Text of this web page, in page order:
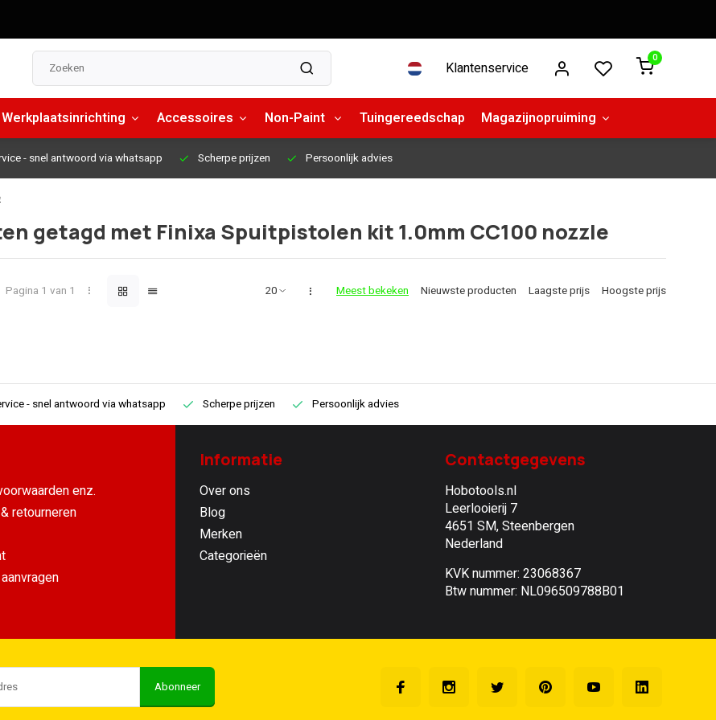
Klantenservice
0
Werkplaatsinrichting Accessoires Non-Paint Tuingereedschap Magazijnopruiming
- snel antwoord via whatsapp Scherpe prijzen Persoonlijk advies
getagd met Finixa Spuitpistolen kit 1.0mm CC100 nozzle
Pagina 1 van 1 Meest bekeken Nieuwste producten Laagste prijs Hoogste prijs
- snel antwoord via whatsapp Scherpe prijzen Persoonlijk advies
enz.
retourneren
Informatie
Over ons
Blog
Merken
Categorieën
Contactgegevens
Hobotools.nl
Leerlooierij 7
4651 SM, Steenbergen
Nederland
KVK nummer: 23068367
Btw nummer: NL096509788B01
Abonneer